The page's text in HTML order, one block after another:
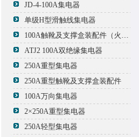
JD-4-100A集电器
单级H型滑触线集电器
100A触靴及支撑盒装配件（火线）
ATJ2 100A双绝缘集电器
250A重型集电器
250A重型触靴及支撑盒装配件
100A万向集电器
2×250A重型集电器
250A轻型集电器